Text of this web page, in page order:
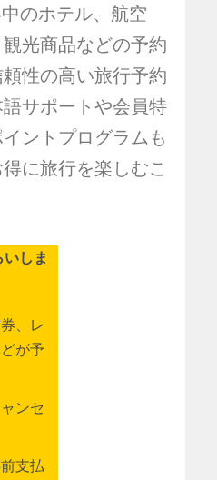
のホテル、航空
光商品などの予約
性の高い旅行予約
サポートや会員特
ントプログラムも
に旅行を楽しむこ
しま
、レ
が予
ンセ
支払